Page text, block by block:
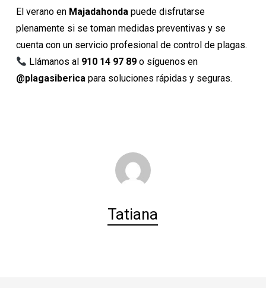
El verano en Majadahondapuede disfrutarse
plenamente si se toman medidas preventivas y se
cuenta con un servicio profesional de control de plagas.
Llámanos al 910 14 97 89 o síguenos en
@plagasibericapara soluciones rápidas y seguras.
Tatiana